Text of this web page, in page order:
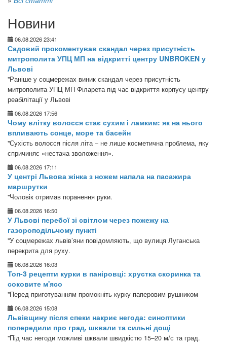
Новини
06.08.2026 23:41
Садовий прокоментував скандал через присутність
митрополита УПЦ МП на відкритті центру UNBROKEN у
Львові
"Раніше у соцмережах виник скандал через присутність
митрополита УПЦ МП Філарета під час відкриття корпусу центру
реабілітації у Львові
06.08.2026 17:56
Чому влітку волосся стає сухим і ламким: як на нього
впливають сонце, море та басейн
"Сухість волосся після літа – не лише косметична проблема, яку
спричиняє «нестача зволоження».
06.08.2026 17:11
У центрі Львова жінка з ножем напала на пасажира
маршрутки
"Чоловік отримав поранення руки.
06.08.2026 16:50
У Львові перебої зі світлом через пожежу на
газороподільчому пункті
"У соцмережах львів’яни повідомляють, що вулиця Луганська
перекрита для руху.
06.08.2026 16:03
Топ-3 рецепти курки в паніровці: хрустка скоринка та
соковите м'ясо
"Перед приготуванням промокніть курку паперовим рушником
06.08.2026 15:08
Львівщину після спеки накриє негода: синоптики
попередили про град, шквали та сильні дощі
"Під час негоди можливі шквали швидкістю 15–20 м/с та град.